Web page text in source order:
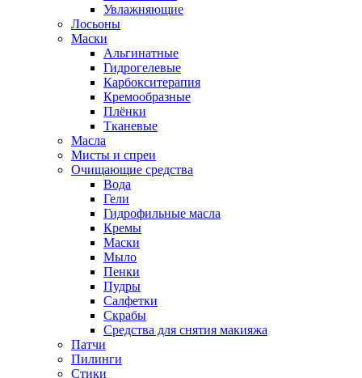
Увлажняющие
Лосьоны
Маски
Альгинатные
Гидрогелевые
Карбокситерапия
Кремообразные
Плёнки
Тканевые
Масла
Мисты и спреи
Очищающие средства
Вода
Гели
Гидрофильные масла
Кремы
Маски
Мыло
Пенки
Пудры
Салфетки
Скрабы
Средства для снятия макияжа
Патчи
Пилинги
Стики